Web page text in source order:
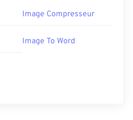
Image Compresseur
Image To Word